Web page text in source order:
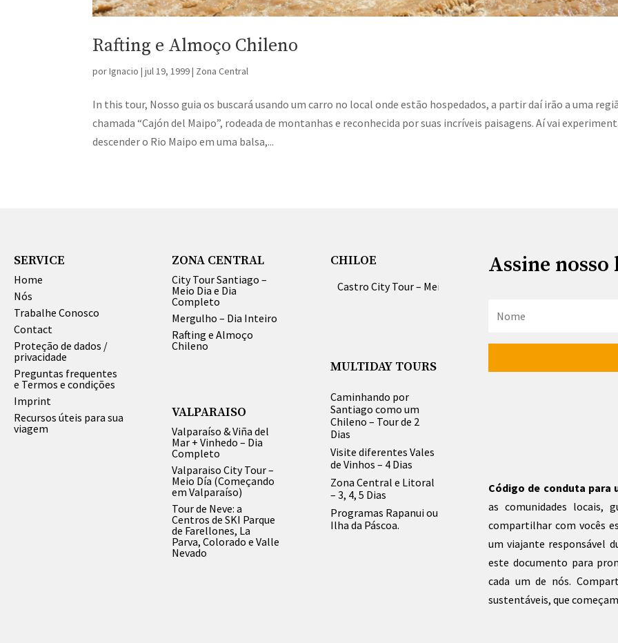
Rafting e Almoço Chileno
porIgnacio |jul 19, 1999| Zona Central
In this tour, Nosso guia os buscará usando um carro no local onde estão hospedados, a partir daí irão a uma
chamada “Cajón del Maipo”, rodeada de montanhas e reconhecida por suas incríveis paisagens. Aí vai
descender o Rio Maipo em uma balsa,...
SERVICE
Home
Nós
Trabalhe Conosco
Contact
Proteção de dados /
privacidade
Preguntas frequentes
e Termos e condições
Imprint
Recursos úteis para sua
viagem
ZONA CENTRAL
City Tour Santiago –
Meio Dia e Dia
Completo
Mergulho – Dia Inteiro
Rafting e Almoço
Chileno
VALPARAISO
Valparaíso & Viña del
Mar + Vinhedo – Dia
Completo
Valparaiso City Tour –
Meio Día (Começando
em Valparaíso)
Tour de Neve: a
Centros de SKI Parque
de Farellones, La
Parva, Colorado e Valle
Nevado
CHILOE
Castro City Tour – Meio dia e Dia Inteiro
MULTIDAY TOURS
Caminhando por
Santiago como um
Chileno – Tour de 2
Dias
Visite diferentes Vales
de Vinhos – 4 Dias
Zona Central e Litoral
– 3, 4, 5 Dias
Programas Rapanui ou
Ilha da Páscoa.
Assine
Código de conduta para
as comunidades locais,
compartilhar com vocês
um viajante responsável
este documento para
cada um de nós.
sustentáveis, que